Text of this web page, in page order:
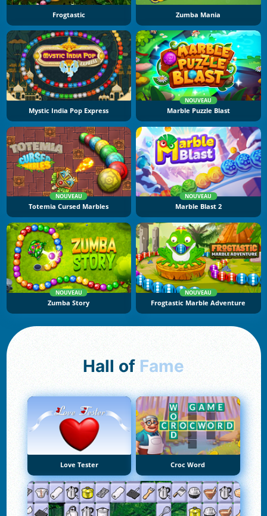
Frogtastic Zumba Mania
Mystic India Pop Express
NOUVEAU
Marble Puzzle Blast
NOUVEAU
Totemia Cursed Marbles
NOUVEAU
Marble Blast 2
NOUVEAU
Zumba Story
NOUVEAU
Frogtastic Marble Adventure
Hall of Fame
Love Tester Croc Word